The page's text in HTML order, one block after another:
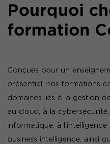
Pourquoi
formation
Conçues pour un
présentiel, nos formations
domaines liés à la gestion
au cloud, à la
informatique, à
business intelligence, ainsi